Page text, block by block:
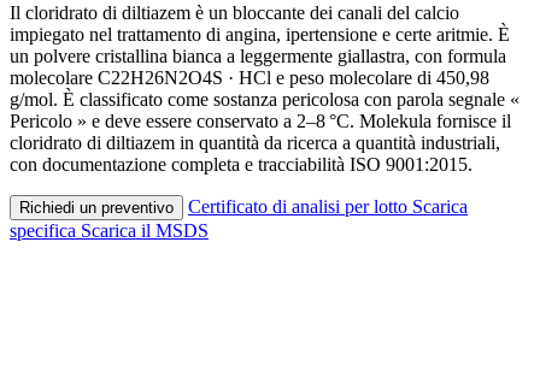
Il cloridrato di diltiazem è un bloccante dei canali del calcio
impiegato nel trattamento di angina, ipertensione e certe aritmie. È
un polvere cristallina bianca a leggermente giallastra, con formula
molecolare C22H26N2O4S · HCl e peso molecolare di 450,98
g/mol. È classificato come sostanza pericolosa con parola segnale «
Pericolo » e deve essere conservato a 2–8 °C. Molekula fornisce il
cloridrato di diltiazem in quantità da ricerca a quantità industriali,
con documentazione completa e tracciabilità ISO 9001:2015.
Richiedi un preventivo Certificato di analisi per lotto Scarica
specifica Scarica il MSDS